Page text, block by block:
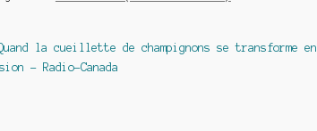
:
la cueillette de champignons se transforme en
– Radio-Canada